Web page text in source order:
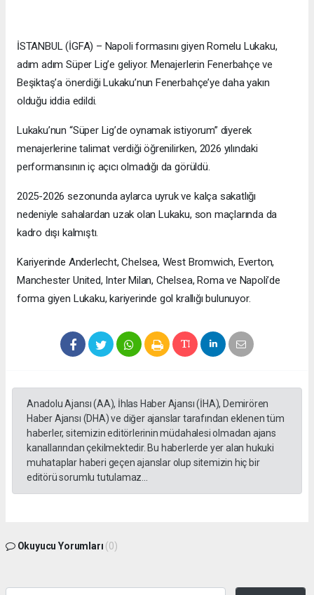
İSTANBUL (İGFA) – Napoli formasını giyen Romelu Lukaku,
adım adım Süper Lig’e geliyor. Menajerlerin Fenerbahçe ve
Beşiktaş’a önerdiği Lukaku’nun Fenerbahçe’ye daha yakın
olduğu iddia edildi.
Lukaku’nun “Süper Lig’de oynamak istiyorum” diyerek
menajerlerine talimat verdiği öğrenilirken, 2026 yılındaki
performansının iç açıcı olmadığı da görüldü.
2025-2026 sezonunda aylarca uyruk ve kalça sakatlığı
nedeniyle sahalardan uzak olan Lukaku, son maçlarında da
kadro dışı kalmıştı.
Kariyerinde Anderlecht, Chelsea, West Bromwich, Everton,
Manchester United, Inter Milan, Chelsea, Roma ve Napoli’de
forma giyen Lukaku, kariyerinde gol krallığı bulunuyor.
Anadolu Ajansı (AA), İhlas Haber Ajansı (İHA), Demirören
Haber Ajansı (DHA) ve diğer ajanslar tarafından eklenen tüm
haberler, sitemizin editörlerinin müdahalesi olmadan ajans
kanallarından çekilmektedir. Bu haberlerde yer alan hukuki
muhataplar haberi geçen ajanslar olup sitemizin hiç bir
editörü sorumlu tutulamaz...
Okuyucu Yorumları (0)